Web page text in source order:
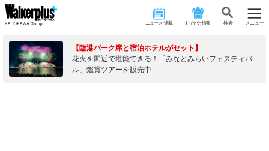
ニュース･連載 おでかけ情報 検 索 メニュー
【臨港パーク席と宿泊ホテルがセット】
花火を間近で堪能できる！「みなとみらいフェスティバ
ル」鑑賞ツアーを販売中